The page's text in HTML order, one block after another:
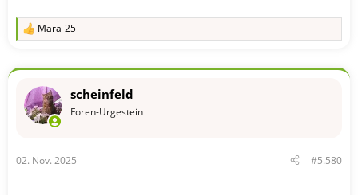
R
k
o
:
Mara-25
scheinfeld
Foren-Urgestein
02. Nov. 2025 #5.580